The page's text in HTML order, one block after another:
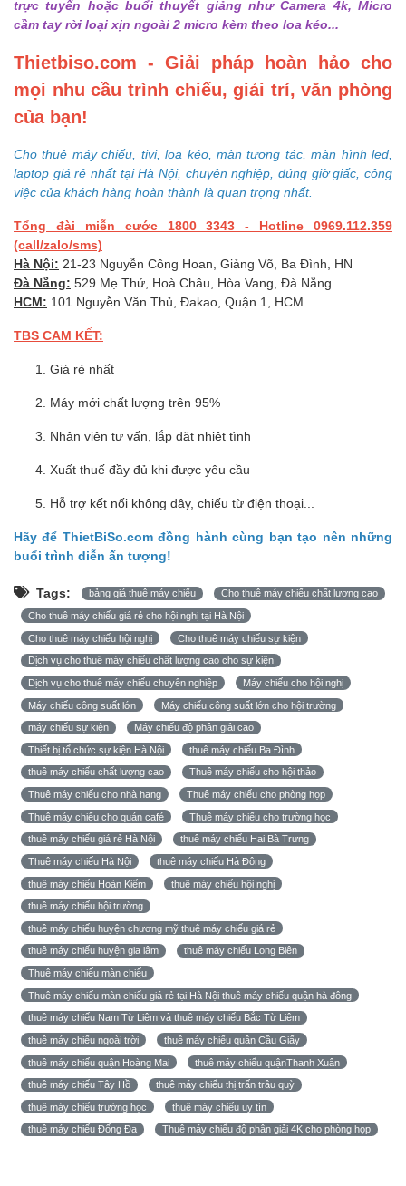
trực tuyến hoặc buổi thuyết giảng như Camera 4k, Micro
cầm tay rời loại xịn ngoài 2 micro kèm theo loa kéo...
Thietbiso.com - Giải pháp hoàn hảo cho
mọi nhu cầu trình chiếu, giải trí, văn phòng
của bạn!
Cho thuê máy chiếu, tivi, loa kéo, màn tương tác, màn hình led,
laptop giá rẻ nhất tại Hà Nội, chuyên nghiệp, đúng giờ giấc, công
việc của khách hàng hoàn thành là quan trọng nhất.
Tổng đài miễn cước 1800 3343 - Hotline 0969.112.359
(call/zalo/sms)
Hà Nội: 21-23 Nguyễn Công Hoan, Giảng Võ, Ba Đình, HN
Đà Nẵng: 529 Mẹ Thứ, Hoà Châu, Hòa Vang, Đà Nẵng
HCM: 101 Nguyễn Văn Thủ, Đakao, Quận 1, HCM
TBS CAM KẾT:
Giá rẻ nhất
Máy mới chất lượng trên 95%
Nhân viên tư vấn, lắp đặt nhiệt tình
Xuất thuế đầy đủ khi được yêu cầu
Hỗ trợ kết nối không dây, chiếu từ điện thoại...
Hãy để ThietBiSo.com đồng hành cùng bạn tạo nên những
buổi trình diễn ấn tượng!
Tags: bảng giá thuê máy chiếu Cho thuê máy chiếu chất lượng cao
Cho thuê máy chiếu giá rẻ cho hội nghị tại Hà Nội
Cho thuê máy chiếu hội nghị Cho thuê máy chiếu sự kiện
Dịch vụ cho thuê máy chiếu chất lượng cao cho sự kiện
Dịch vụ cho thuê máy chiếu chuyên nghiệp Máy chiếu cho hội nghị
Máy chiếu công suất lớn Máy chiếu công suất lớn cho hội trường
máy chiếu sự kiện Máy chiếu độ phân giải cao
Thiết bị tổ chức sự kiện Hà Nội thuê máy chiếu Ba Đình
thuê máy chiếu chất lượng cao Thuê máy chiếu cho hội thảo
Thuê máy chiếu cho nhà hang Thuê máy chiếu cho phòng họp
Thuê máy chiếu cho quán café Thuê máy chiếu cho trường học
thuê máy chiếu giá rẻ Hà Nội thuê máy chiếu Hai Bà Trưng
Thuê máy chiếu Hà Nội thuê máy chiếu Hà Đông
thuê máy chiếu Hoàn Kiếm thuê máy chiếu hội nghị
thuê máy chiếu hội trường
thuê máy chiếu huyện chương mỹ thuê máy chiếu giá rẻ
thuê máy chiếu huyện gia lâm thuê máy chiếu Long Biên
Thuê máy chiếu màn chiếu
Thuê máy chiếu màn chiếu giá rẻ tại Hà Nội thuê máy chiếu quận hà đông
thuê máy chiếu Nam Từ Liêm và thuê máy chiếu Bắc Từ Liêm
thuê máy chiếu ngoài trời thuê máy chiếu quận Cầu Giấy
thuê máy chiếu quận Hoàng Mai thuê máy chiếu quậnThanh Xuân
thuê máy chiếu Tây Hồ thuê máy chiếu thị trấn trâu quỳ
thuê máy chiếu trường học thuê máy chiếu uy tín
thuê máy chiếu Đống Đa Thuê máy chiếu độ phân giải 4K cho phòng họp